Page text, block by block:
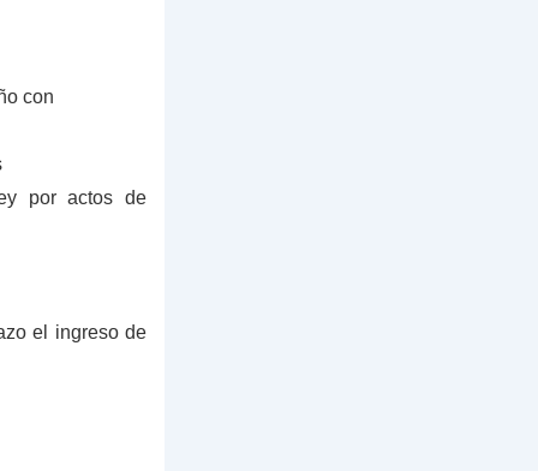
con
por actos de
el ingreso de